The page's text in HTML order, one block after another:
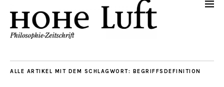
ALLE ARTIKEL MIT DEM SCHLAGWORT: BEGRIFFSDEFINITION